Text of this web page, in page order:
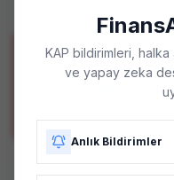
KAP bildirimleri,
ve yapay zeka
Anlık Bildirimler
POTANSIYEL GETIRI
+%74.91